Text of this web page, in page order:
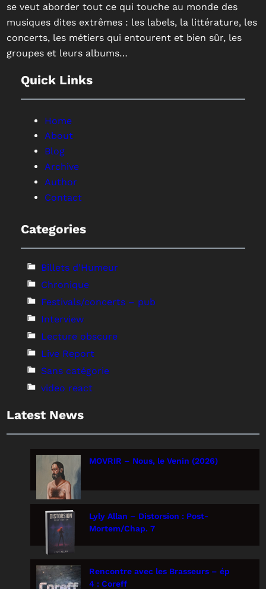
se veut aborder tout ce qui touche au monde des
musiques dites extrêmes : les labels, la littérature, les
concerts, les métiers qui entourent et bien sûr, les
groupes et leurs albums…
Quick Links
Home
About
Blog
Archive
Author
Contact
Categories
Billets d'Humeur
Chronique
Festivals/concerts – pub
Interview
Lecture obscure
Live Report
Sans catégorie
video react
Latest News
MOVRIR – Nous, le Venin (2026)
Lyly Allan – Distorsion : Post-
Mortem/Chap. 7
Rencontre avec les Brasseurs – ép
4 : Coreff